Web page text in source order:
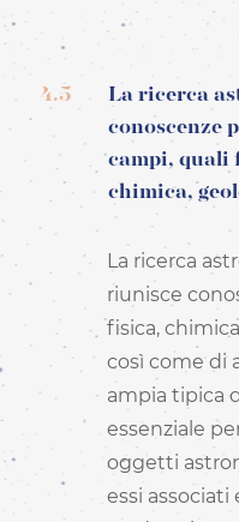
4.5
La ricerca
conoscenze
campi, quali
chimica,
La ricerca
riunisce
fisica,
così come di
ampia tipica
essenziale
oggetti
essi